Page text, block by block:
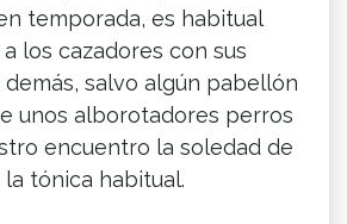
temporada, es habitual
los cazadores con sus
salvo algún pabellón
unos alborotadores perros
encuentro la soledad de
tónica habitual.